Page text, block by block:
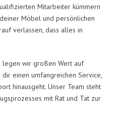
Mitarbeiter kümmern
Möbel und persönlichen
verlassen, dass alles in
legen wir großen Wert auf
einen umfangreichen Service,
hinausgeht. Unser Team steht
mit Rat und Tat zur